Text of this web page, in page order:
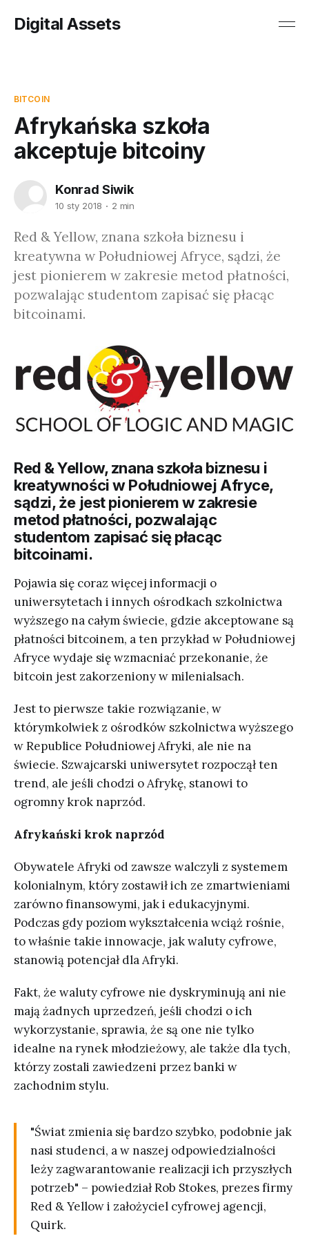
Digital Assets
BITCOIN
Afrykańska szkoła
akceptuje bitcoiny
Konrad Siwik
10 sty 2018 2 min
Red & Yellow, znana szkoła biznesu i
kreatywna w Południowej Afryce, sądzi, że
jest pionierem w zakresie metod płatności,
pozwalając studentom zapisać się płacąc
bitcoinami.
Red & Yellow, znana szkoła biznesu i
kreatywności w Południowej Afryce,
sądzi, że jest pionierem w zakresie
metod płatności, pozwalając
studentom zapisać się płacąc
bitcoinami.
Pojawia się coraz więcej informacji o
uniwersytetach i innych ośrodkach szkolnictwa
wyższego na całym świecie, gdzie akceptowane są
płatności bitcoinem, a ten przykład w Południowej
Afryce wydaje się wzmacniać przekonanie, że
bitcoin jest zakorzeniony w milenialsach.
Jest to pierwsze takie rozwiązanie, w
którymkolwiek z ośrodków szkolnictwa wyższego
w Republice Południowej Afryki, ale nie na
świecie. Szwajcarski uniwersytet rozpoczął ten
trend, ale jeśli chodzi o Afrykę, stanowi to
ogromny krok naprzód.
Afrykański krok naprzód
Obywatele Afryki od zawsze walczyli z systemem
kolonialnym, który zostawił ich ze zmartwieniami
zarówno finansowymi, jak i edukacyjnymi.
Podczas gdy poziom wykształcenia wciąż rośnie,
to właśnie takie innowacje, jak waluty cyfrowe,
stanowią potencjał dla Afryki.
Fakt, że waluty cyfrowe nie dyskryminują ani nie
mają żadnych uprzedzeń, jeśli chodzi o ich
wykorzystanie, sprawia, że są one nie tylko
idealne na rynek młodzieżowy, ale także dla tych,
którzy zostali zawiedzeni przez banki w
zachodnim stylu.
"Świat zmienia się bardzo szybko, podobnie jak
nasi studenci, a w naszej odpowiedzialności
leży zagwarantowanie realizacji ich przyszłych
potrzeb" – powiedział Rob Stokes, prezes firmy
Red & Yellow i założyciel cyfrowej agencji,
Quirk.